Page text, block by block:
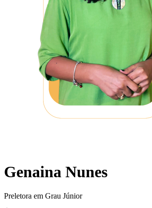
Genaina Nunes
Preletora em Grau Júnior